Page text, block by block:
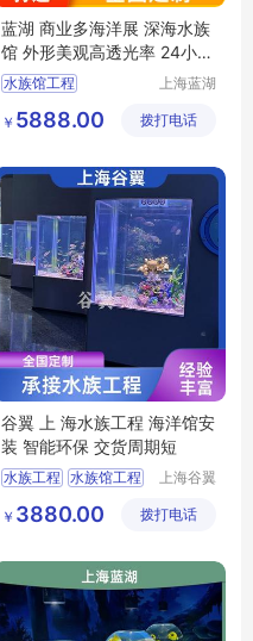
蓝湖 商业多海洋展 深海水族
馆 外形美观高透光率 24小时
服务
水族馆工程
上海水族馆
梦幻水族馆
上海蓝湖
有限公司
￥ 5888.00 拨打电话
谷翼 上 海水族工程 海洋馆安
装 智能环保 交货周期短
水族工程 水族馆工程
水族工程施工
上海谷翼
有限公司
￥ 3880.00 拨打电话